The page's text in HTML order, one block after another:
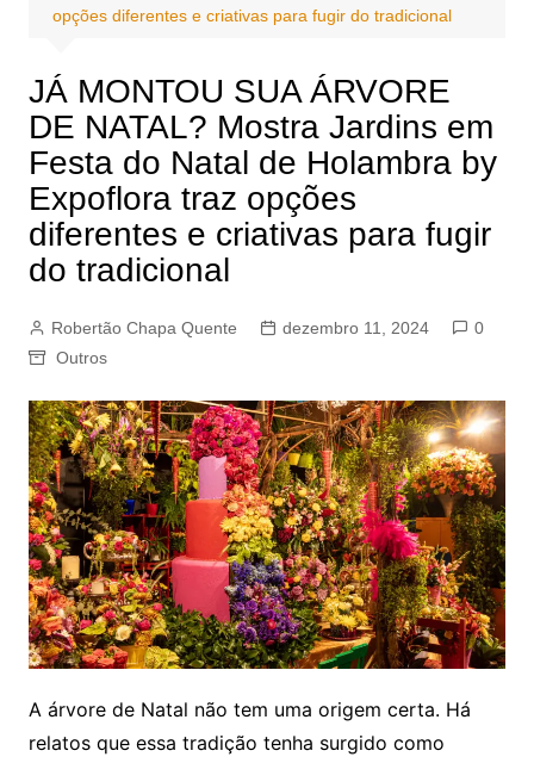
opções diferentes e criativas para fugir do tradicional
JÁ MONTOU SUA ÁRVORE
DE NATAL? Mostra Jardins em
Festa do Natal de Holambra by
Expoflora traz opções
diferentes e criativas para fugir
do tradicional
Robertão Chapa Quente dezembro 11, 2024
0
Outros
A árvore de Natal não tem uma origem certa. Há
relatos que essa tradição tenha surgido como